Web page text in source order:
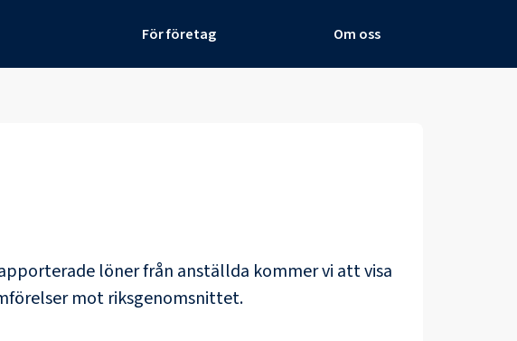
För företag Om oss
löner från anställda kommer vi att visa
mot riksgenomsnittet.